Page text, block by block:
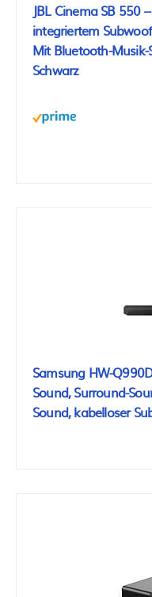
JBL Cinema SB 550
integriertem
Mit Bluetooth-
Schwarz
Samsung HW-
Sound, Surround-
Sound, kabelloser